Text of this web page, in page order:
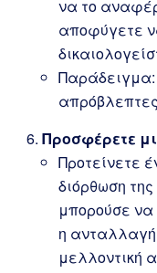
να το
αποφύγετε
Παράδειγμα:
Προσφέρετε
Προτείνετε
διόρθωση
μπορούσε να
η
μελλοντική